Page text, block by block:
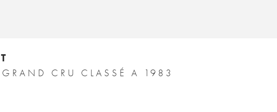
CRU CLASSÉ A 1983